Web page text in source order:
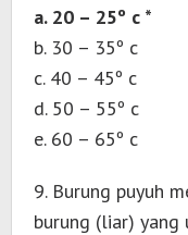
a. 20 – 25º c *
b. 30 – 35º c
c. 40 – 45º c
d. 50 – 55º c
e. 60 – 65º c
9. Burung puyuh
burung (liar)